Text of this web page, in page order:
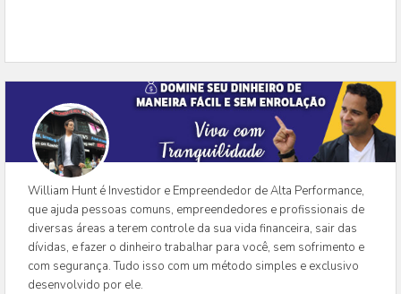
William Hunt é Investidor e Empreendedor de Alta Performance,
que ajuda pessoas comuns, empreendedores e profissionais de
diversas áreas a terem controle da sua vida financeira, sair das
dívidas, e fazer o dinheiro trabalhar para você, sem sofrimento e
com segurança. Tudo isso com um método simples e exclusivo
desenvolvido por ele.